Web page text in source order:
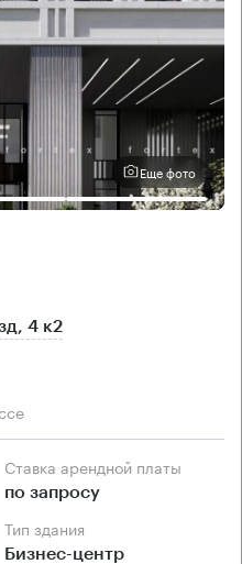
Еще фото
4 к2
Ставка арендной платы
по запросу
Тип здания
Бизнес-центр